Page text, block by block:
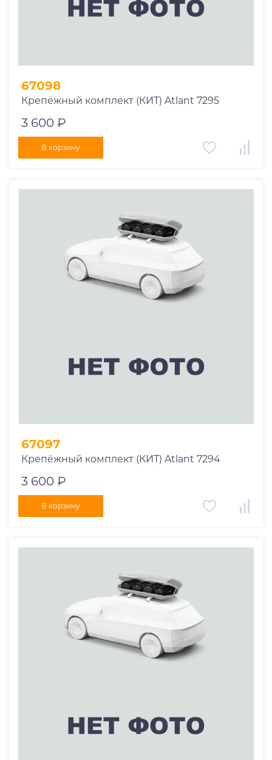
67098
Крепёжный комплект (КИТ) Atlant 7295
3 600 ₽
В корзину
67097
Крепёжный комплект (КИТ) Atlant 7294
3 600 ₽
В корзину